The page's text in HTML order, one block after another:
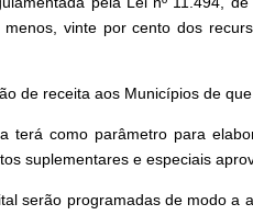
menos, vinte por cento dos
de receita aos Municípios de
terá como parâmetro para
suplementares e especiais
serão programadas de modo a